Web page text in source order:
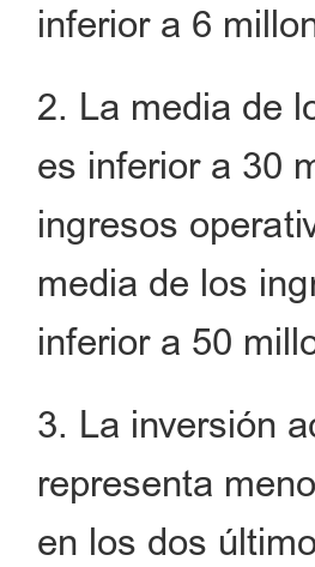
inferior a 6
2. La media de
es inferior a 30
ingresos
media de los
inferior a 50
3. La inversión
representa
en los dos